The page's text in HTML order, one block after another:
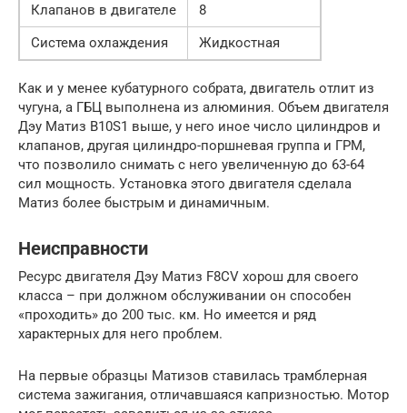
Клапанов в двигателе
8
Система охлаждения
Жидкостная
Как и у менее кубатурного собрата, двигатель отлит из
чугуна, а ГБЦ выполнена из алюминия. Объем двигателя
Дэу Матиз B10S1 выше, у него иное число цилиндров и
клапанов, другая цилиндро-поршневая группа и ГРМ,
что позволило снимать с него увеличенную до 63-64
сил мощность. Установка этого двигателя сделала
Матиз более быстрым и динамичным.
Неисправности
Ресурс двигателя Дэу Матиз F8CV хорош для своего
класса – при должном обслуживании он способен
«проходить» до 200 тыс. км. Но имеется и ряд
характерных для него проблем.
На первые образцы Матизов ставилась трамблерная
система зажигания, отличавшаяся капризностью. Мотор